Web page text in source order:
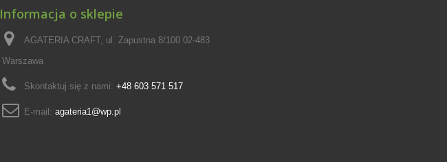
Informacja o sklepie
AGATERIA CRAFT, ul. Zapustna 8/100 02-483
Warszawa
Skontaktuj się z nami: +48 603 571 517
E-mail: agateria1@wp.pl